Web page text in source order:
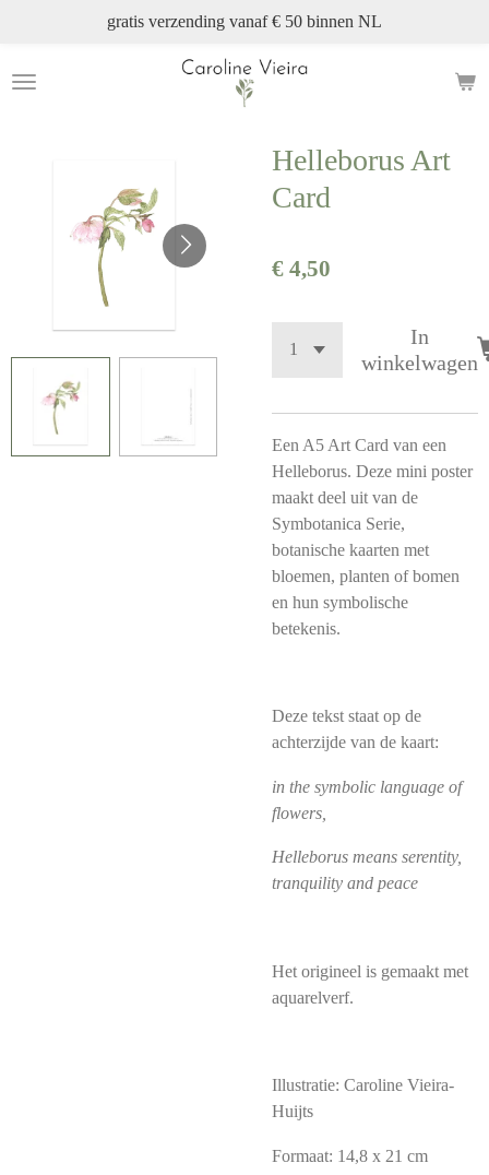
naar
gratis verzending vanaf € 50 binnen NL
Helleborus Art
Card
€ 4,50
In
winkelwagen
Een A5 Art Card van een
Helleborus. Deze mini poster
maakt deel uit van de
Symbotanica Serie,
botanische kaarten met
bloemen, planten of bomen
en hun symbolische
betekenis.
Deze tekst staat op de
achterzijde van de kaart:
in the symbolic language of
flowers,
Helleborus means serentity,
tranquility and peace
Het origineel is gemaakt met
aquarelverf.
Illustratie: Caroline Vieira-
Huijts
Formaat: 14,8 x 21 cm